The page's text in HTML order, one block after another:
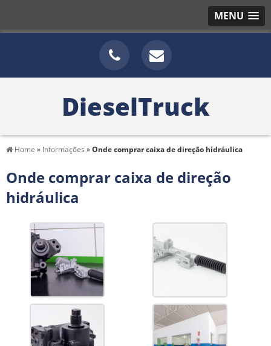
MENU
DieselTruck
Home » Informações »Onde comprar caixa de direção hidráulica
Onde comprar caixa de direção
hidráulica